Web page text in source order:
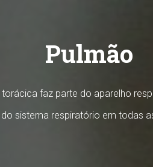
Pulmão
faz parte do aparelho
sistema respiratório em todas